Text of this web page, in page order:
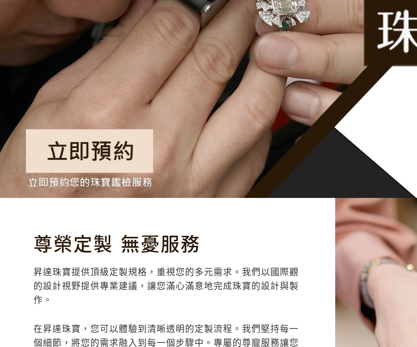
尊榮定製 無憂服務
昇達珠寶提供頂級定製規格，重視您的多元需求。我們以國際觀
的設計視野提供專業建議，讓您滿心滿意地完成珠寶的設計與製
作。
在昇達珠寶，您可以體驗到清晰透明的定製流程。我們堅持每一
個細節，將您的需求融入到每一個步驟中。專屬的尊寵服務讓您